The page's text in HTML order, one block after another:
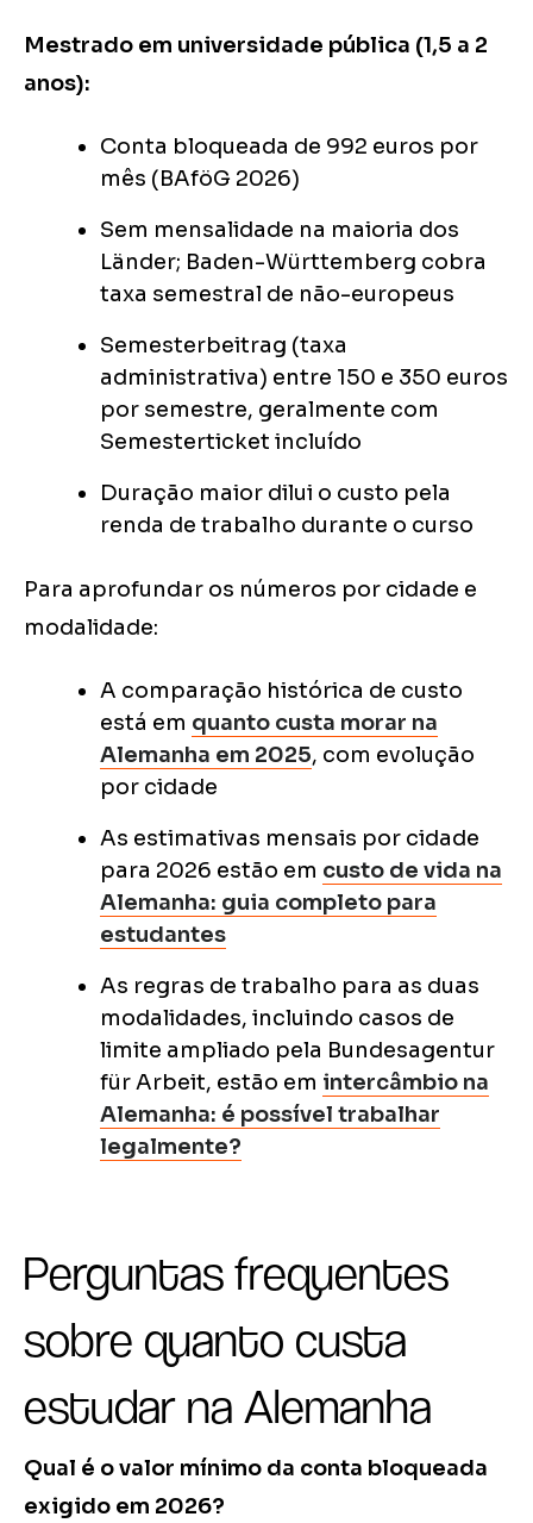
Mestrado em universidade pública (1,5 a 2
anos):
Conta bloqueada de 992 euros por
mês (BAföG 2026)
Sem mensalidade na maioria dos
Länder; Baden-Württemberg cobra
taxa semestral de não-europeus
Semesterbeitrag (taxa
administrativa) entre 150 e 350 euros
por semestre, geralmente com
Semesterticket incluído
Duração maior dilui o custo pela
renda de trabalho durante o curso
Para aprofundar os números por cidade e
modalidade:
A comparação histórica de custo
está em quanto custa morar na
Alemanha em 2025, com evolução
por cidade
As estimativas mensais por cidade
para 2026 estão em custo de vida na
Alemanha: guia completo para
estudantes
As regras de trabalho para as duas
modalidades, incluindo casos de
limite ampliado pela Bundesagentur
für Arbeit, estão em intercâmbio na
Alemanha: é possível trabalhar
legalmente?
Perguntas frequentes
sobre quanto custa
estudar na Alemanha
Qual é o valor mínimo da conta bloqueada
exigido em 2026?